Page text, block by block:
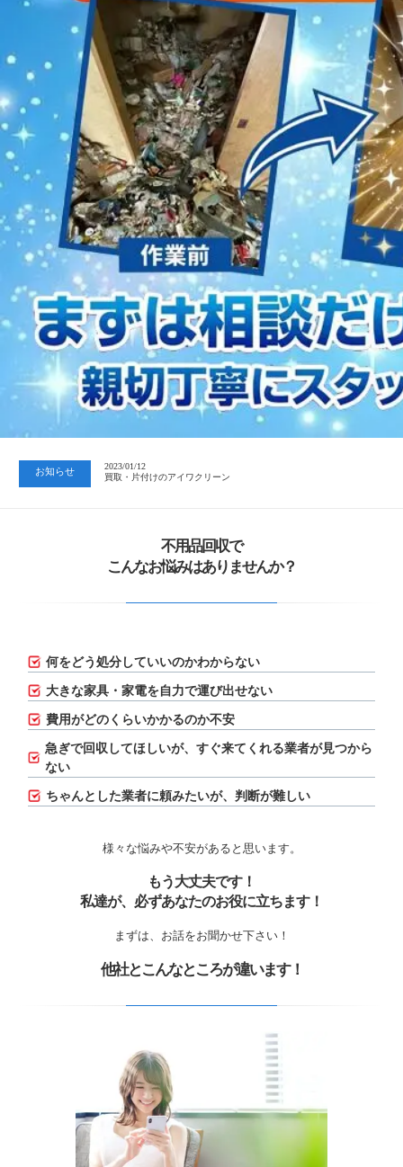
お知らせ
2023/01/12
買取・片付けのアイワクリーン
2023/07/24
中日新聞 岐阜版「空き家対策SOS」コーナーに掲載いただきまし…
2023/01/12
買取・片付けのアイワクリーン
不用品回収で
こんなお悩みはありませんか？
何をどう処分していいのかわからない
大きな家具・家電を自力で運び出せない
費用がどのくらいかかるのか不安
急ぎで回収してほしいが、すぐ来てくれる業者が見つから
ない
ちゃんとした業者に頼みたいが、判断が難しい
様々な悩みや不安があると思います。
もう大丈夫です！
私達が、必ずあなたのお役に立ちます！
まずは、お話をお聞かせ下さい！
他社とこんなところが違います！